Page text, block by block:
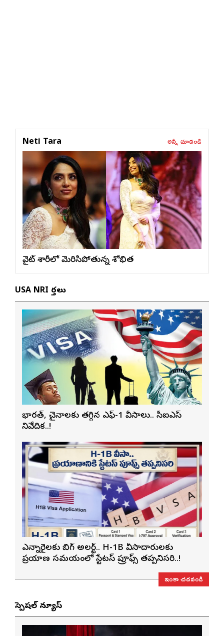
Neti Tara అన్నీ చూడండి
వైట్ శారీలో మెరిసిపోతున్న శోభిత
USA NRI వార్తలు
భారత్, చైనాలకు తగ్గిన ఎఫ్-1 వీసాలు.. సీఐఎస్
నివేదిక..!
ఎన్నారైలకు బిగ్ అలర్ట్.. H-1B వీసాదారులకు
ప్రయాణ సమయంలో స్టేటస్ ప్రూఫ్స్ తప్పనిసరి..!
ఇంకా చదవండి
స్పెషల్ న్యూస్